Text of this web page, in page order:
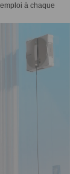
à chaque